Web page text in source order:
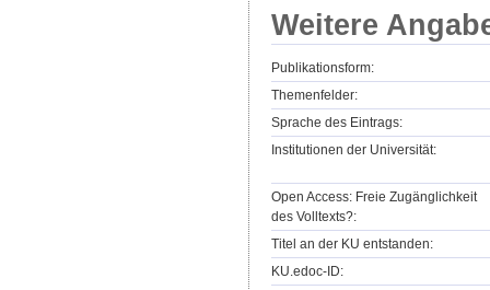
Weitere
Publikationsform:
Themenfelder:
Sprache des Eintrags:
Institutionen der Universität:
Open Access: Freie Zugänglichkeit
des Volltexts?:
Titel an der KU entstanden:
KU.edoc-ID: